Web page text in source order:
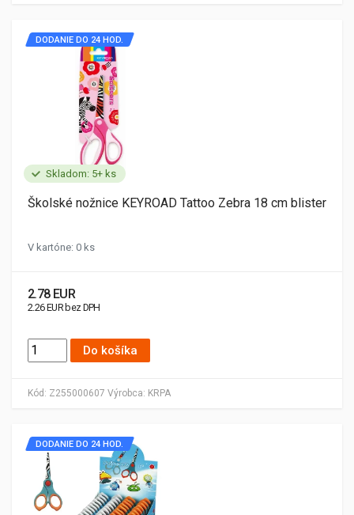
Skladom: 5+ ks
Kód: Z255000607 Výrobca: KRPA
DODANIE DO 24 HOD.
Školské nožnice KEYROAD Tattoo Zebra 18 cm blister
V kartóne: 0 ks
2.78 EUR
2.26 EUR bez DPH
Do košíka
DODANIE DO 24 HOD.